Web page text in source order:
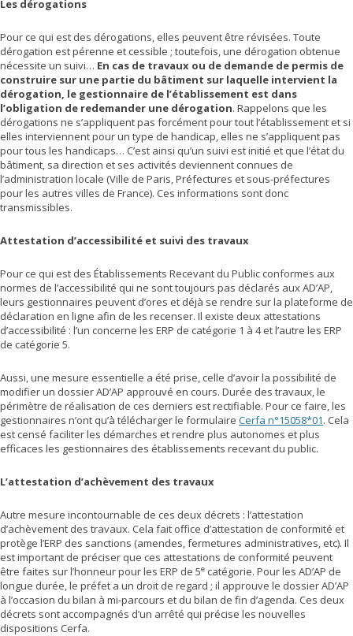
Les dérogations
Pour ce qui est des dérogations, elles peuvent être révisées. Toute
dérogation est pérenne et cessible ; toutefois, une dérogation obtenue
nécessite un suivi… En cas de travaux ou de demande de permis de
construire sur une partie du bâtiment sur laquelle intervient la
dérogation, le gestionnaire de l’établissement est dans
l’obligation de redemander une dérogation. Rappelons que les
dérogations ne s’appliquent pas forcément pour tout l’établissement et si
elles interviennent pour un type de handicap, elles ne s’appliquent pas
pour tous les handicaps… C’est ainsi qu’un suivi est initié et que l’état du
bâtiment, sa direction et ses activités deviennent connues de
l’administration locale (Ville de Paris, Préfectures et sous-préfectures
pour les autres villes de France). Ces informations sont donc
transmissibles.
Attestation d’accessibilité et suivi des travaux
Pour ce qui est des Établissements Recevant du Public conformes aux
normes de l’accessibilité qui ne sont toujours pas déclarés aux AD’AP,
leurs gestionnaires peuvent d’ores et déjà se rendre sur la plateforme de
déclaration en ligne afin de les recenser. Il existe deux attestations
d’accessibilité : l’un concerne les ERP de catégorie 1 à 4 et l’autre les ERP
de catégorie 5.
Aussi, une mesure essentielle a été prise, celle d’avoir la possibilité de
modifier un dossier AD’AP approuvé en cours. Durée des travaux, le
périmètre de réalisation de ces derniers est rectifiable. Pour ce faire, les
gestionnaires n’ont qu’à télécharger le formulaire Cerfa n°15058*01. Cela
est censé faciliter les démarches et rendre plus autonomes et plus
efficaces les gestionnaires des établissements recevant du public.
L’attestation d’achèvement des travaux
Autre mesure incontournable de ces deux décrets : l’attestation
d’achèvement des travaux. Cela fait office d’attestation de conformité et
protège l’ERP des sanctions (amendes, fermetures administratives, etc). Il
est important de préciser que ces attestations de conformité peuvent
être faites sur l’honneur pour les ERP de 5e catégorie. Pour les AD’AP de
longue durée, le préfet a un droit de regard ; il approuve le dossier AD’AP
à l’occasion du bilan à mi-parcours et du bilan de fin d’agenda. Ces deux
décrets sont accompagnés d’un arrêté qui précise les nouvelles
dispositions Cerfa.